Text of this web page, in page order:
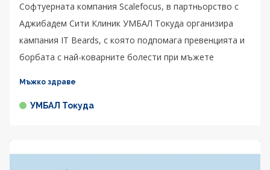
Софтуерната компания Scalefocus, в партньорство с
Аджибадем Сити Клиник УМБАЛ Токуда организира
кампания IT Beards, с която подпомага превенцията и
борбата с най-коварните болести при мъжете
Мъжко здраве
УМБАЛ Токуда